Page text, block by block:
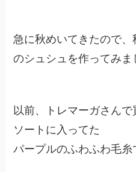
急に秋めいてきたので、
のシュシュを作ってみま
以前、トレマーガさん
ソートに入ってた
パープルのふわふわ毛糸